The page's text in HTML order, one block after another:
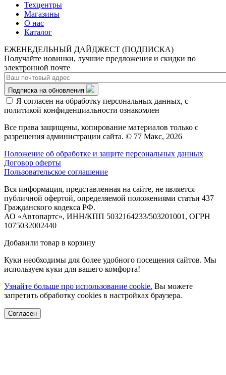
Техцентры
Магазины
О нас
Каталог
ЕЖЕНЕДЕЛЬНЫЙ ДАЙДЖЕСТ (ПОДПИСКА)
Получайте новинки, лучшие предложения и скидки по
электронной почте
Подписка на обновления
Я согласен на обработку персональных данных, с
политикой конфиденциальности ознакомлен
Все права защищены, копирование материалов только с
разрешения администрации сайта. © 77 Макс, 2026
Положение об обработке и защите персональных данных
Договор оферты
Пользовательское соглашение
Вся информация, представленная на сайте, не является
публичной офертой, определяемой положениями статьи 437
Гражданского кодекса РФ.
АО «Автопартс», ИНН/КПП 5032164233/503201001, ОГРН
1075032002440
Добавили товар в корзину
Куки необходимы для более удобного посещения сайтов. Мы
используем куки для вашего комфорта!
Узнайте больше про использование cookie. Вы можете
запретить обработку cookies в настройках браузера.
Согласен